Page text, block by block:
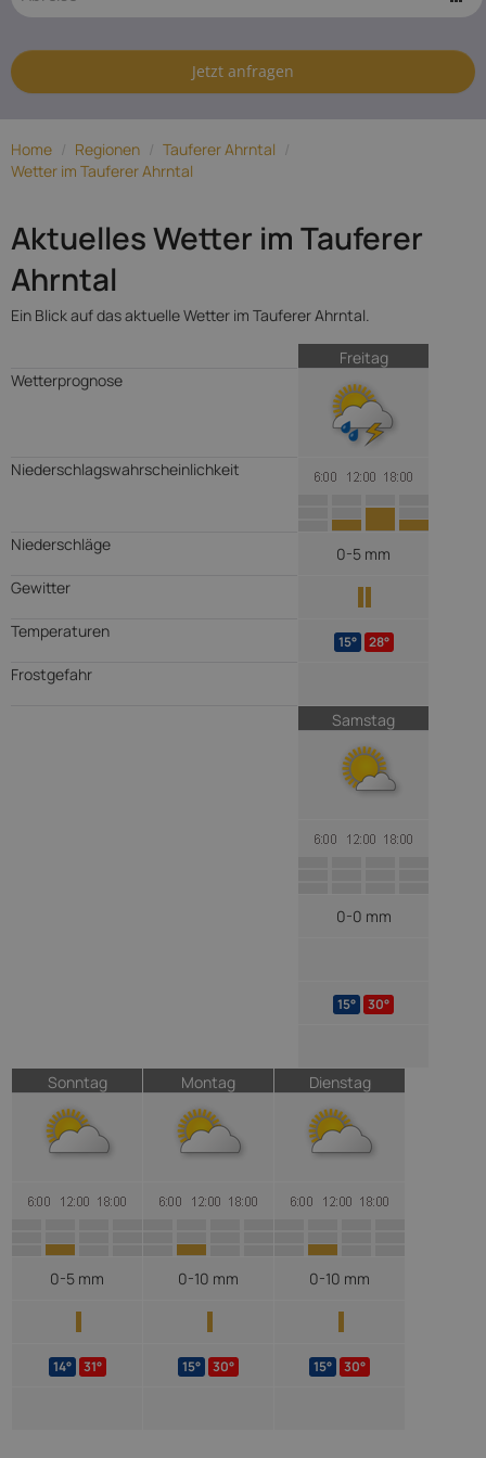
Tauferer
Ahrntal Jetzt anfragen
Home / Regionen / Tauferer Ahrntal /
Wetter im Tauferer Ahrntal
Aktuelles Wetter im Tauferer
Ahrntal
Ein Blick auf das aktuelle Wetter im Tauferer Ahrntal.
Wetterprognose
Niederschlagswahrscheinlichkeit
Niederschläge
Gewitter
Temperaturen
Frostgefahr
Freitag
0-5 mm
15° 28°
Samstag
0-0 mm
15° 30°
Sonntag
0-5 mm
14° 31°
Montag
0-10 mm
15° 30°
Dienstag
0-10 mm
15° 30°